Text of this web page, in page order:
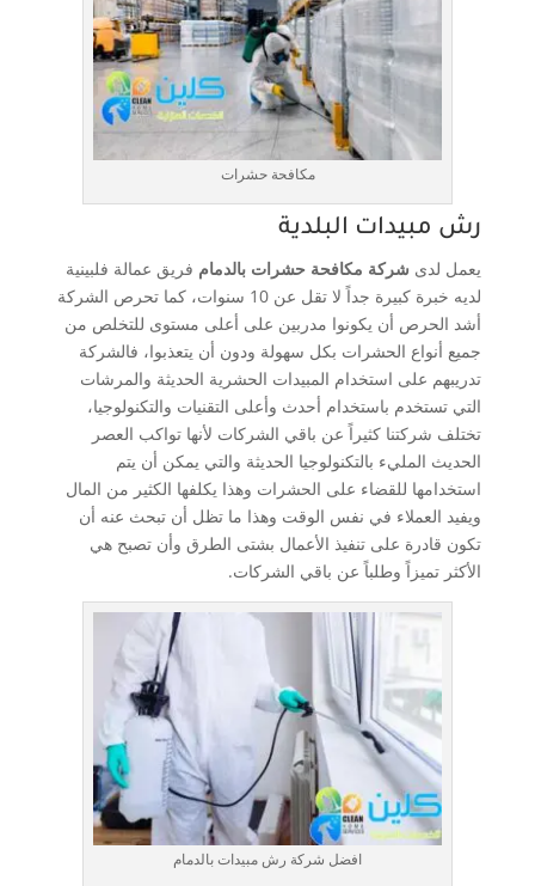
مكافحة حشرات
رش مبيدات البلدية
يعمل لدى شركة مكافحة حشرات بالدمام فريق عمالة فلبينية
لديه خبرة كبيرة جداً لا تقل عن 10 سنوات، كما تحرص الشركة
أشد الحرص أن يكونوا مدربين على أعلى مستوى للتخلص من
جميع أنواع الحشرات بكل سهولة ودون أن يتعذبوا، فالشركة
تدريبهم على استخدام المبيدات الحشرية الحديثة والمرشات
التي تستخدم باستخدام أحدث وأعلى التقنيات والتكنولوجيا،
تختلف شركتنا كثيراً عن باقي الشركات لأنها تواكب العصر
الحديث المليء بالتكنولوجيا الحديثة والتي يمكن أن يتم
استخدامها للقضاء على الحشرات وهذا يكلفها الكثير من المال
ويفيد العملاء في نفس الوقت وهذا ما تظل أن تبحث عنه أن
تكون قادرة على تنفيذ الأعمال بشتى الطرق وأن تصبح هي
الأكثر تميزاً وطلباً عن باقي الشركات.
افضل شركة رش مبيدات بالدمام